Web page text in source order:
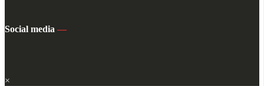
Social media —
×